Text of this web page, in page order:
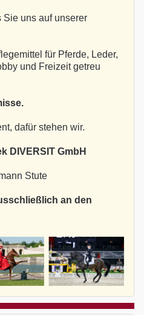
Sie uns auf unserer
für Pferde, Leder,
und Freizeit getreu
dafür stehen wir.
DIVERSIT GmbH
Stute
an den